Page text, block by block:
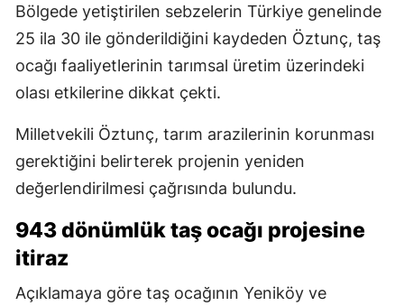
Bölgede yetiştirilen sebzelerin Türkiye genelinde
25 ila 30 ile gönderildiğini kaydeden Öztunç, taş
ocağı faaliyetlerinin tarımsal üretim üzerindeki
olası etkilerine dikkat çekti.
Milletvekili Öztunç, tarım arazilerinin korunması
gerektiğini belirterek projenin yeniden
değerlendirilmesi çağrısında bulundu.
943 dönümlük taş ocağı projesine
itiraz
Açıklamaya göre taş ocağının Yeniköy ve